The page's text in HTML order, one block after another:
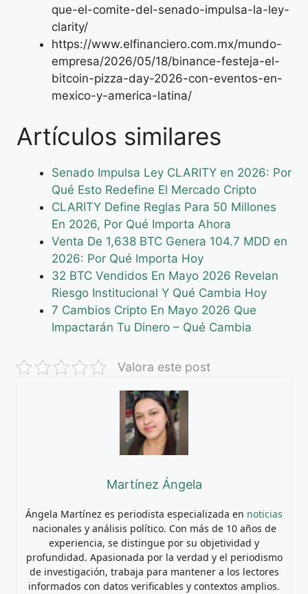
que-el-comite-del-senado-impulsa-la-ley-
clarity/
https://www.elfinanciero.com.mx/mundo-
empresa/2026/05/18/binance-festeja-el-
bitcoin-pizza-day-2026-con-eventos-en-
mexico-y-america-latina/
Artículos similares
Senado Impulsa Ley CLARITY en 2026: Por
Qué Esto Redefine El Mercado Cripto
CLARITY Define Reglas Para 50 Millones
En 2026, Por Qué Importa Ahora
Venta De 1,638 BTC Genera 104.7 MDD en
2026: Por Qué Importa Hoy
32 BTC Vendidos En Mayo 2026 Revelan
Riesgo Institucional Y Qué Cambia Hoy
7 Cambios Cripto En Mayo 2026 Que
Impactarán Tu Dinero – Qué Cambia
Valora este post
Martínez Ángela
Ángela Martínez es periodista especializada en noticias
nacionales y análisis político. Con más de 10 años de
experiencia, se distingue por su objetividad y
profundidad. Apasionada por la verdad y el periodismo
de investigación, trabaja para mantener a los lectores
informados con datos verificables y contextos amplios.